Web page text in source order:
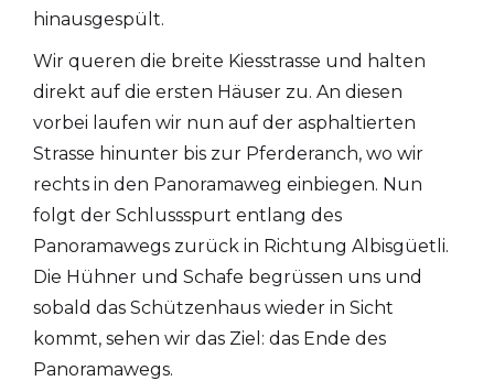
hinausgespült.
Wir queren die breite Kiesstrasse und halten
direkt auf die ersten Häuser zu. An diesen
vorbei laufen wir nun auf der asphaltierten
Strasse hinunter bis zur Pferderanch, wo wir
rechts in den Panoramaweg einbiegen. Nun
folgt der Schlussspurt entlang des
Panoramawegs zurück in Richtung Albisgüetli.
Die Hühner und Schafe begrüssen uns und
sobald das Schützenhaus wieder in Sicht
kommt, sehen wir das Ziel: das Ende des
Panoramawegs.